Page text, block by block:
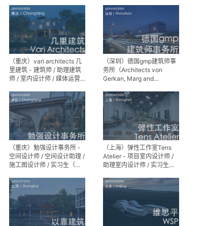
（重庆）vari architects 几
里建筑 - 建筑师 / 助理建筑
师 / 室内设计师 / 媒体运营
（深圳）德国gmp建筑师事
务所（Architects von
Gerkan, Marg and
（重庆）勉强设计事务所 -
空间设计师 / 空间设计助理 /
施工图设计师 / 实习生（长
（上海）弹性工作室Tens
Atelier - 项目室内设计师 /
助理室内设计师 / 实习生